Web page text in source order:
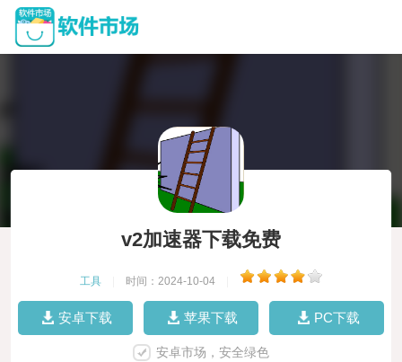
v2加速器下载免费
工具 时间：2024-10-04
安卓下载 苹果下载 PC下载
安卓市场，安全绿色